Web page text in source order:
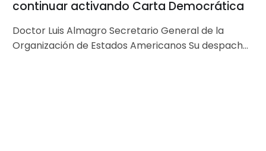
continuar activando Carta Democrática
Doctor Luis Almagro Secretario General de la
Organización de Estados Americanos Su despacho.